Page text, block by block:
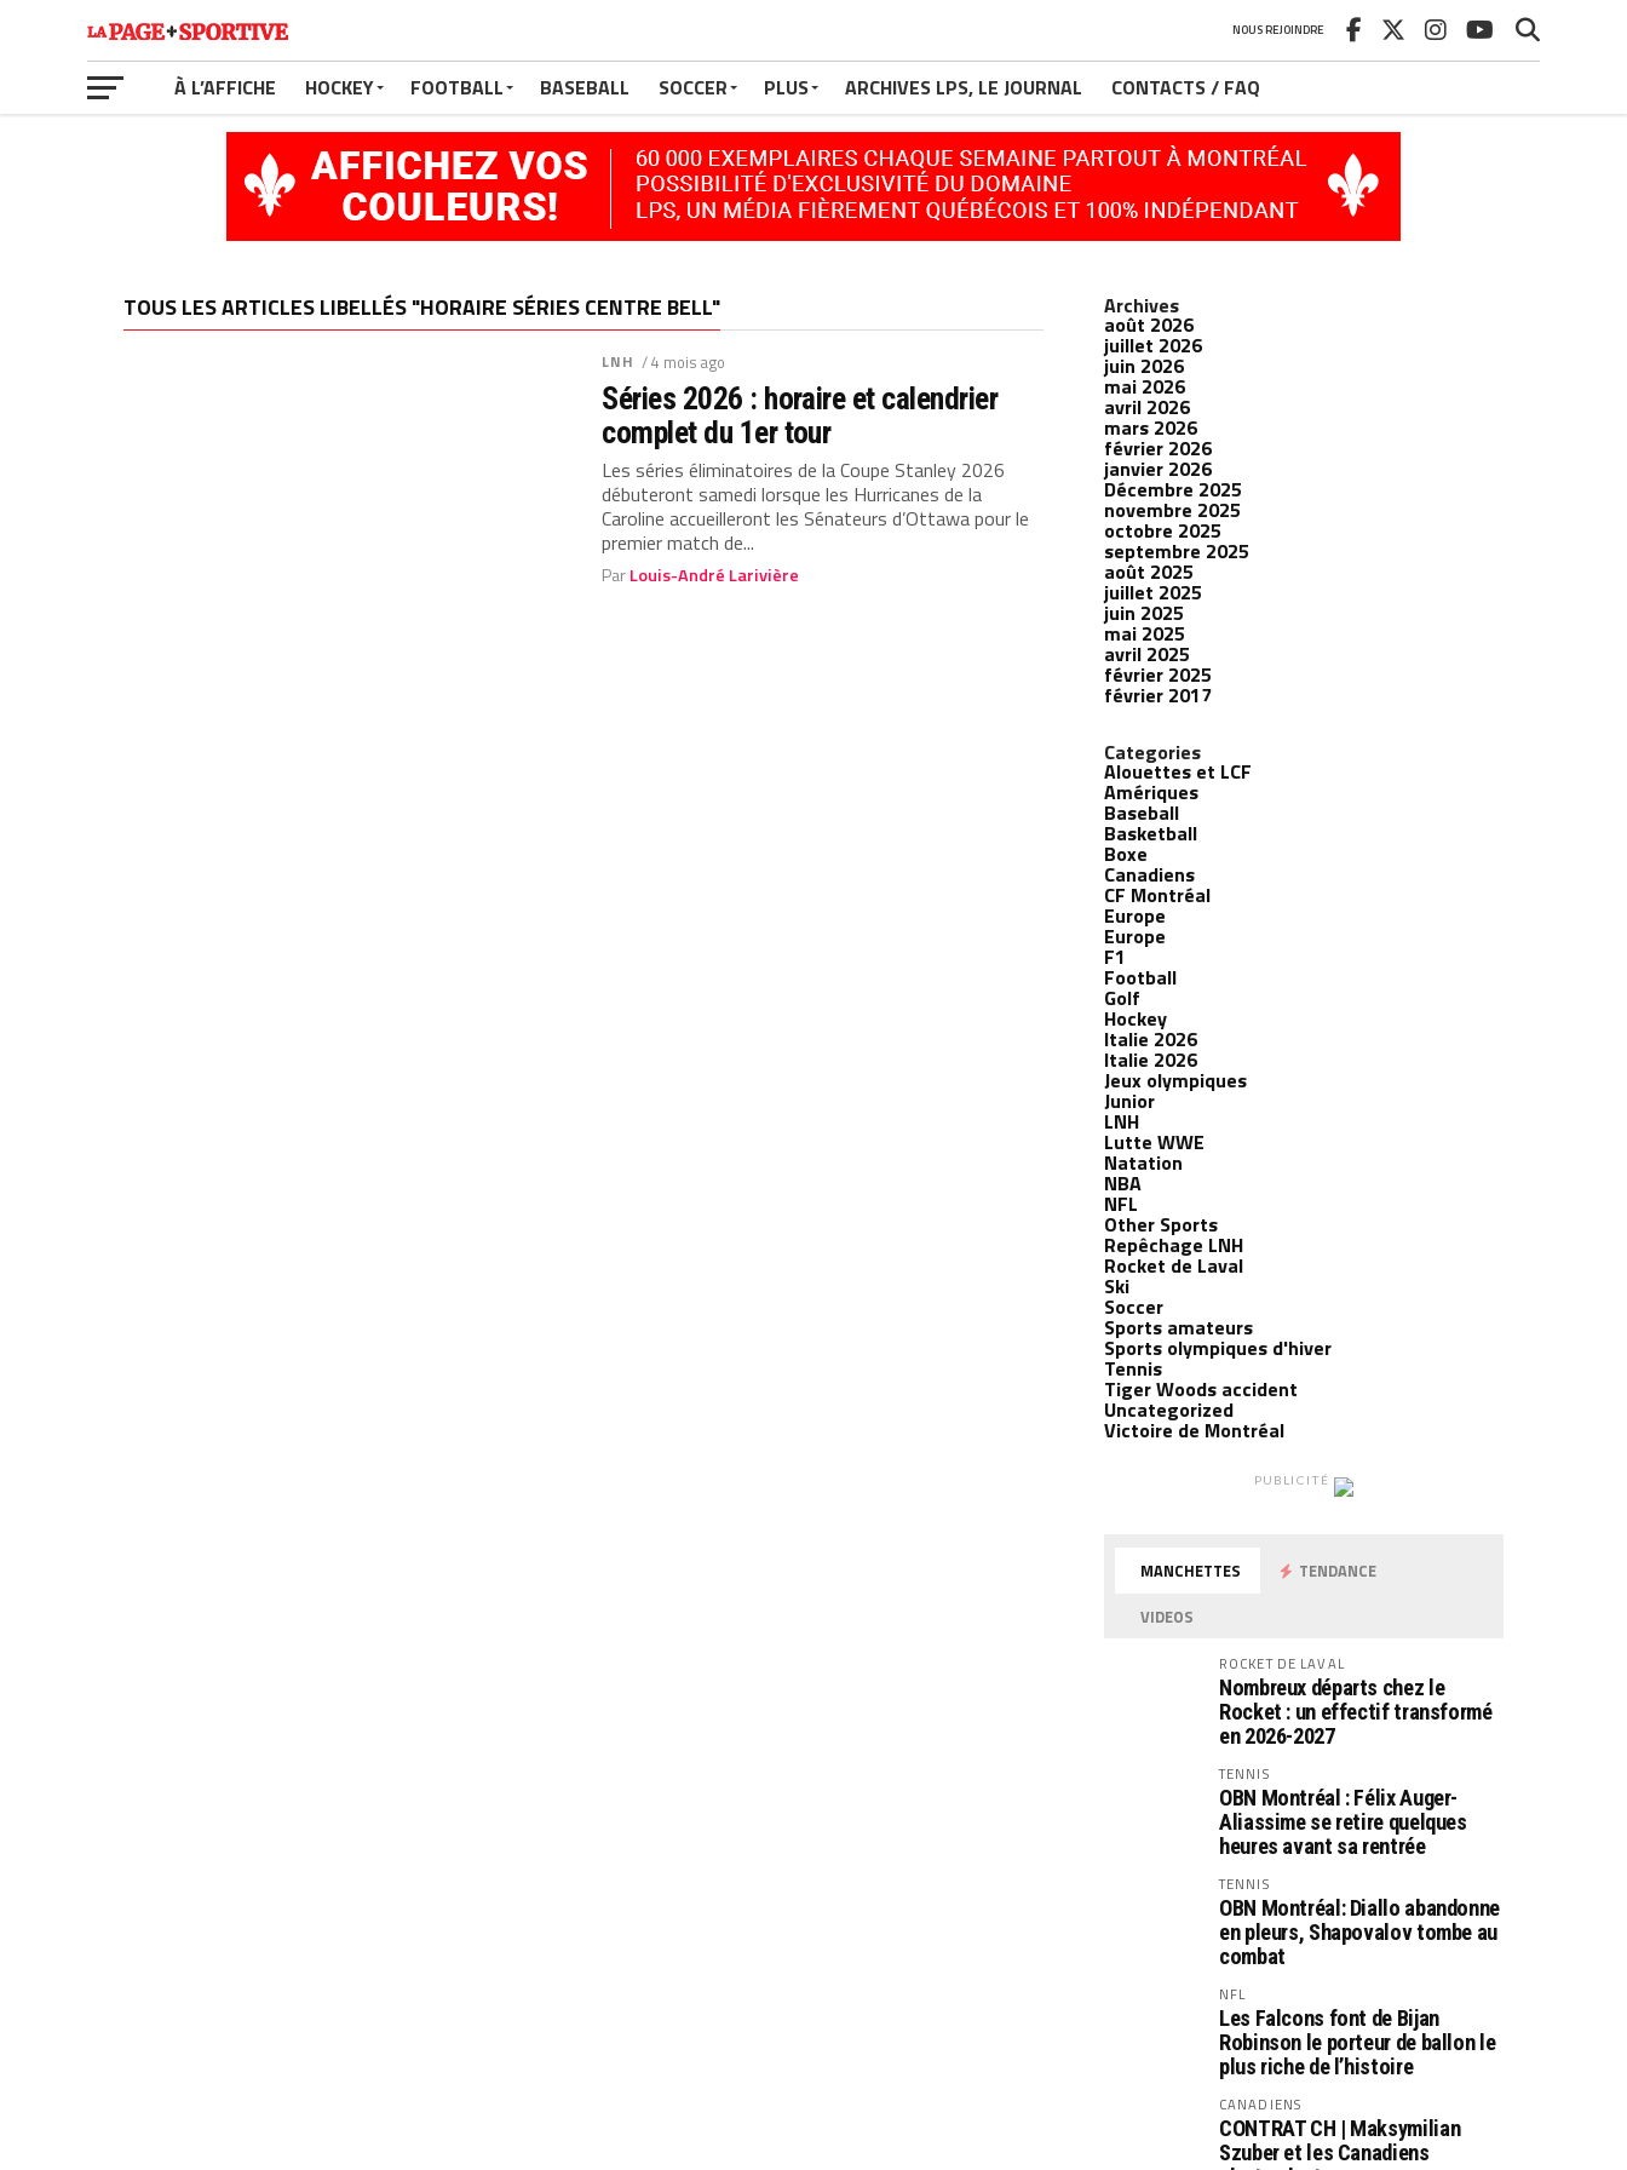
NOUS REJOINDRE
À L’AFFICHE HOCKEY FOOTBALL BASEBALL SOCCER PLUS ARCHIVES LPS, LE JOURNAL CONTACTS / FAQ
TOUS LES ARTICLES LIBELLÉS "HORAIRE SÉRIES CENTRE BELL"
LNH / 4 mois ago
Séries 2026 : horaire et calendrier
complet du 1er tour
Les séries éliminatoires de la Coupe Stanley 2026
débuteront samedi lorsque les Hurricanes de la
Caroline accueilleront les Sénateurs d’Ottawa pour le
premier match de...
ParLouis-André Larivière
Archives
août 2026
juillet 2026
juin 2026
mai 2026
avril 2026
mars 2026
février 2026
janvier 2026
Décembre 2025
novembre 2025
octobre 2025
septembre 2025
août 2025
juillet 2025
juin 2025
mai 2025
avril 2025
février 2025
février 2017
Categories
Alouettes et LCF
Amériques
Baseball
Basketball
Boxe
Canadiens
CF Montréal
Europe
Europe
F1
Football
Golf
Hockey
Italie 2026
Italie 2026
Jeux olympiques
Junior
LNH
Lutte WWE
Natation
NBA
NFL
Other Sports
Repêchage LNH
Rocket de Laval
Ski
Soccer
Sports amateurs
Sports olympiques d'hiver
Tennis
Tiger Woods accident
Uncategorized
Victoire de Montréal
PUBLICITÉ
MANCHETTES
TENDANCE
VIDEOS
ROCKET DE LAVAL
Nombreux départs chez le
Rocket : un effectif transformé
en 2026-2027
TENNIS
OBN Montréal : Félix Auger-
Aliassime se retire quelques
heures avant sa rentrée
TENNIS
OBN Montréal: Diallo abandonne
en pleurs, Shapovalov tombe au
combat
NFL
Les Falcons font de Bijan
Robinson le porteur de ballon le
plus riche de l’histoire
CANADIENS
CONTRAT CH | Maksymilian
Szuber et les Canadiens